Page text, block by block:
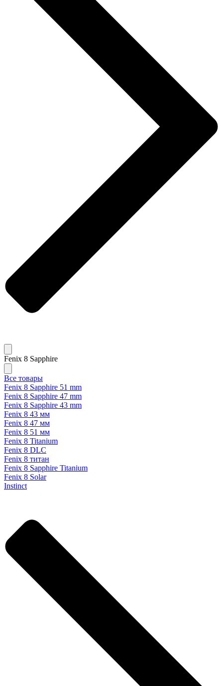
Fenix 8 Sapphire
Все товары
Fenix 8 Sapphire 51 mm
Fenix 8 Sapphire 47 mm
Fenix 8 Sapphire 43 mm
Fenix 8 43 мм
Fenix 8 47 мм
Fenix 8 51 мм
Fenix 8 Titanium
Fenix 8 DLC
Fenix 8 титан
Fenix 8 Sapphire Titanium
Fenix 8 Solar
Instinct